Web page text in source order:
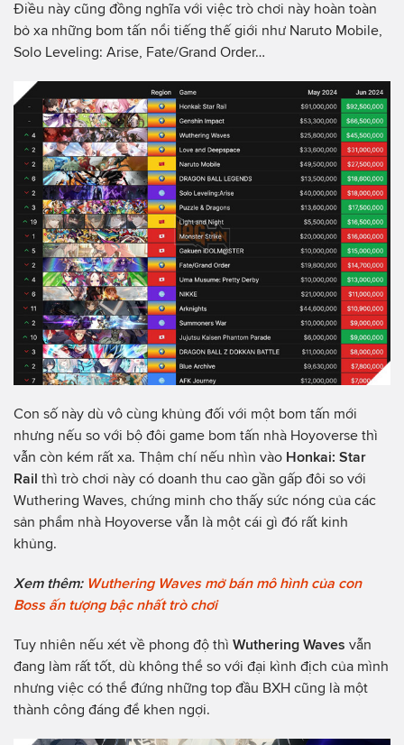
Điều này cũng đồng nghĩa với việc trò chơi này hoàn toàn
bỏ xa những bom tấn nổi tiếng thế giới như Naruto Mobile,
Solo Leveling: Arise, Fate/Grand Order…
Con số này dù vô cùng khủng đối với một bom tấn mới
nhưng nếu so với bộ đôi game bom tấn nhà Hoyoverse thì
vẫn còn kém rất xa. Thậm chí nếu nhìn vào Honkai: Star
Rail thì trò chơi này có doanh thu cao gần gấp đôi so với
Wuthering Waves, chứng minh cho thấy sức nóng của các
sản phẩm nhà Hoyoverse vẫn là một cái gì đó rất kinh
khủng.
Xem thêm: Wuthering Waves mở bán mô hình của con
Boss ấn tượng bậc nhất trò chơi
Tuy nhiên nếu xét về phong độ thì Wuthering Waves vẫn
đang làm rất tốt, dù không thể so với đại kình địch của mình
nhưng việc có thể đứng những top đầu BXH cũng là một
thành công đáng để khen ngợi.